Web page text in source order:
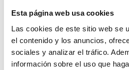
Esta página web usa cookies
Las cookies de este sitio web se
el contenido y los anuncios,
sociales y analizar el tráfico.
información sobre el uso que
Jabones
Ecológicos
de
Caléndula
en
Bolsa
Comprar
Precio Total: 115€